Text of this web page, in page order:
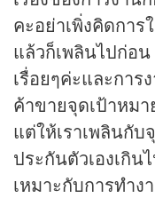
คะอย่าเพิ่งคิดการ
แล้วก็เพลินไปก่อ
เรื่อยๆค่ะและการ
ค้าขายจุดเป้าหมา
แต่ให้เราเพลินกับ
ประกันตัวเองเกิน
เหมาะกับการทำง